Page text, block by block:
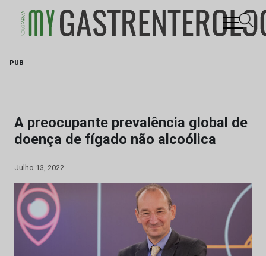
PUB
A preocupante prevalência global de
doença de fígado não alcoólica
Julho 13, 2022